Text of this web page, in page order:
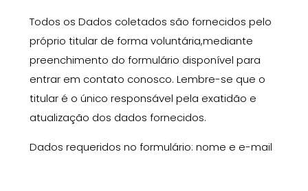
Todos os Dados coletados são fornecidos pelo
próprio titular de forma voluntária,mediante
preenchimento do formulário disponível para
entrar em contato conosco. Lembre-se que o
titular é o único responsável pela exatidão e
atualização dos dados fornecidos.
Dados requeridos no formulário: nome e e-mail